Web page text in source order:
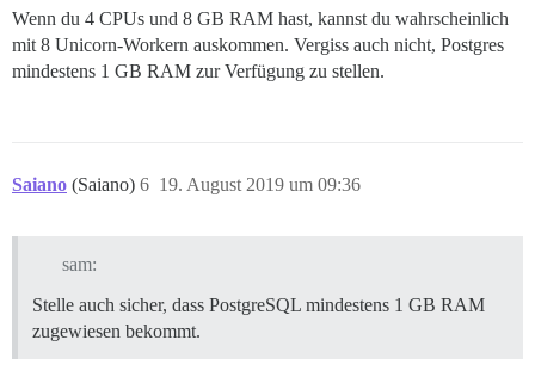
Wenn du 4 CPUs und 8 GB RAM hast, kannst du wahrscheinlich
mit 8 Unicorn-Workern auskommen. Vergiss auch nicht, Postgres
mindestens 1 GB RAM zur Verfügung zu stellen.
Saiano (Saiano) 19. August 2019 um 09:36
6
sam:
Stelle auch sicher, dass PostgreSQL mindestens 1 GB RAM
zugewiesen bekommt.